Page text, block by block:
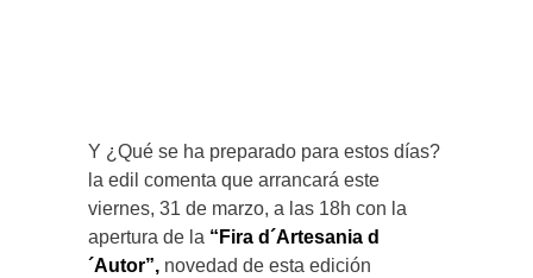
Y ¿Qué se ha preparado para estos días?
la edil comenta que arrancará este
viernes, 31 de marzo, a las 18h con la
apertura de la “Fira d´Artesania d
´Autor”, novedad de esta edición